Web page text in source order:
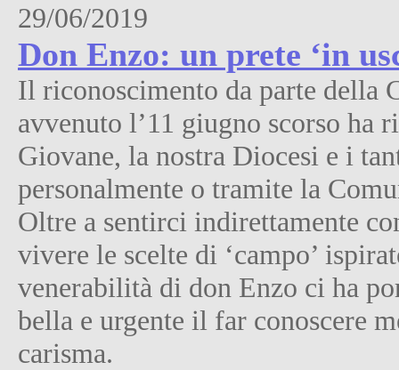
29/06/2019
Don Enzo: un prete ‘in
Il riconoscimento da parte della
avvenuto l’11 giugno scorso ha
Giovane, la nostra Diocesi e i
personalmente o tramite la
Oltre a sentirci indirettamente
vivere le scelte di ‘campo’
venerabilità di don Enzo ci ha
bella e urgente il far conoscere
carisma.